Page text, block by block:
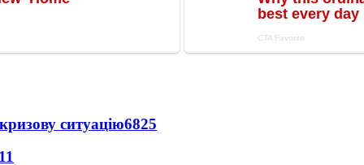
ситуацію6825